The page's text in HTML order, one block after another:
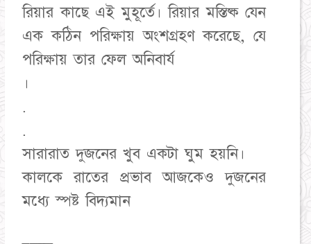
রিয়ার কাছে এই মুহূর্তে। রিয়ার মস্তিষ্ক যেন
এক কঠিন পরিক্ষায় অংশগ্রহণ করেছে, যে
পরিক্ষায় তার ফেল অনিবার্য
।
.
.
সারারাত দুজনের খুব একটা ঘুম হয়নি।
কালকে রাতের প্রভাব আজকেও দুজনের
মধ্যে স্পষ্ট বিদ্যমান